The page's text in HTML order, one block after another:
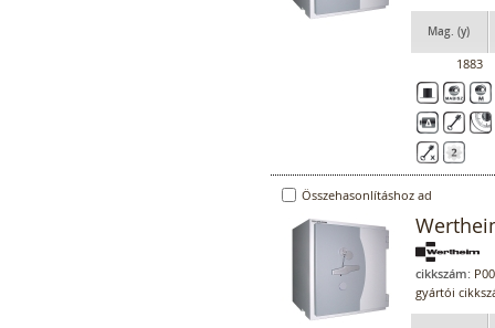
Mag. (y)
1883
Összehasonlításhoz ad
cikkszám:
gyártói